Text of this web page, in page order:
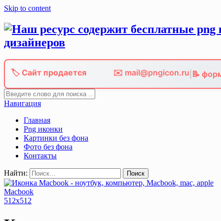
Skip to content
🏷️ Сайт продается ✉️ mail@pngicon.ru 📝
Навигация
Главная
Png иконки
Картинки без фона
Фото без фона
Контакты
Найти:
Macbook
512x512